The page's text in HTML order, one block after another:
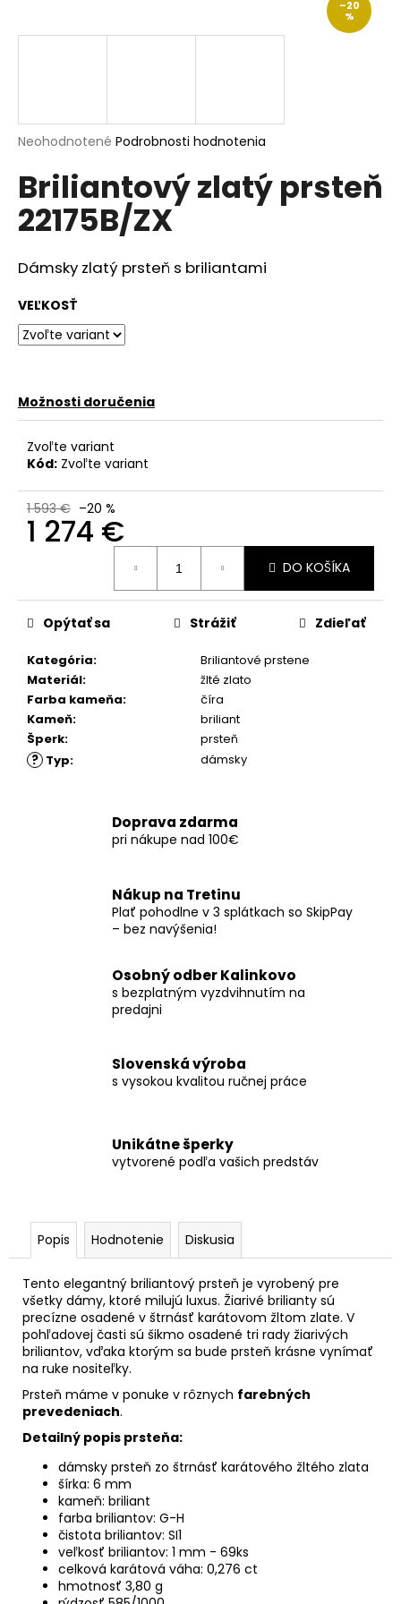
Priemerné
produktu
je
0,0
z
hviezdičiek.
Neohodnotené Podrobnosti hodnotenia
Briliantový zlatý prsteň
22175B/ZX
Dámsky zlatý prsteň s briliantami
VEĽKOSŤ
Možnosti doručenia
Zvoľte variant
Kód: Zvoľte variant
1 593 € –20 %
1 274 €
DO KOŠÍKA
Kategória:
Briliantové prstene
Materiál:
žlté zlato
Farba kameňa:
číra
Kameň:
briliant
Šperk: prsteň
? Typ: dámsky
Opýtať sa Strážiť Zdieľať
–20
%
Doprava zdarma
pri nákupe nad 100€
Nákup na Tretinu
Plať pohodlne v 3 splátkach so SkipPay
– bez navýšenia!
Osobný odber Kalinkovo
s bezplatným vyzdvihnutím na
predajni
Slovenská výroba
s vysokou kvalitou ručnej práce
Unikátne šperky
vytvorené podľa vašich predstáv
Popis Hodnotenie Diskusia
Tento elegantný briliantový prsteň je vyrobený pre
všetky dámy, ktoré milujú luxus. Žiarivé brilianty sú
precízne osadené v štrnásť karátovom žltom zlate. V
pohľadovej časti sú šikmo osadené tri rady žiarivých
briliantov, vďaka ktorým sa bude prsteň krásne vynímať
na ruke nositeľky.
Prsteň máme v ponuke v rôznych farebných
prevedeniach.
Detailný popis prsteňa:
dámsky prsteň zo štrnásť karátového žltého zlata
šírka: 6 mm
kameň: briliant
farba briliantov: G-H
čistota briliantov: SI1
veľkosť briliantov: 1 mm - 69ks
celková karátová váha: 0,276 ct
hmotnosť 3,80 g
j
?
HĽADAŤ
d
p
o
č
a
m
e